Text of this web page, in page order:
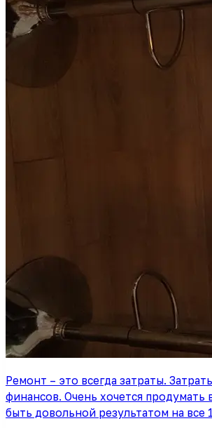
Ремонт – это всегда затраты.
финансов. Очень хочется продумать
быть довольной результатом на все